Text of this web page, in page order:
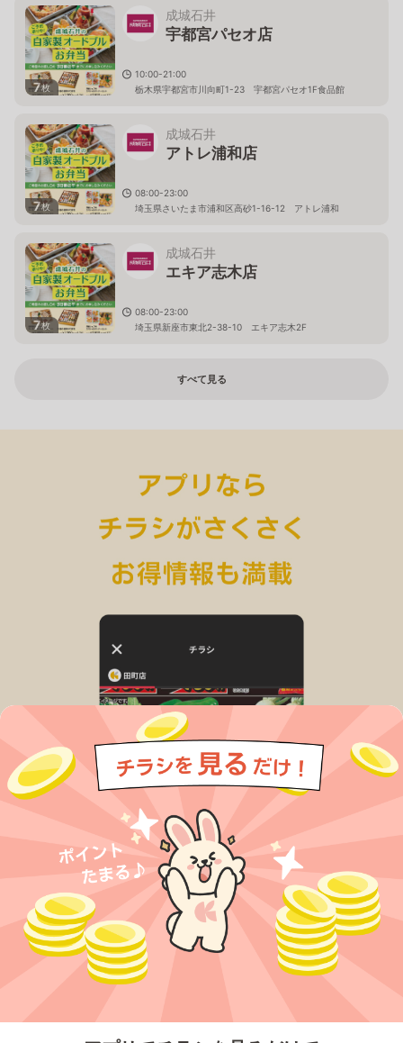
7枚
成城石井
宇都宮パセオ店
10:00-21:00
栃木県宇都宮市川向町1-23 宇都宮パセオ1F食品館
7枚
成城石井
アトレ浦和店
08:00-23:00
埼玉県さいたま市浦和区高砂1-16-12 アトレ浦和
7枚
成城石井
エキア志木店
08:00-23:00
埼玉県新座市東北2-38-10 エキア志木2F
すべて見る